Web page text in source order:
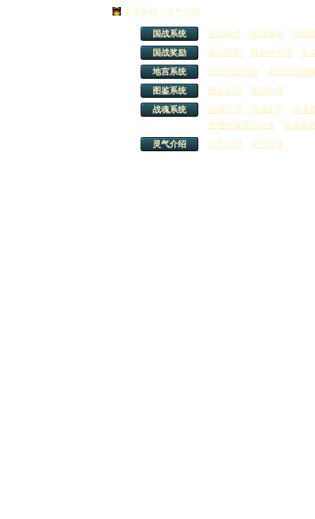
游戏资料 > 灵气介绍
国战系统 开启条件 国战准备
国战
国战奖励
奖励领取 魏兑换列表
蜀
地宫系统
灵山密道简介
灵山密道攻
图鉴系统
图鉴介绍
图鉴列表
战魂系统
战魂介绍 战魂生产
战魂
普通战魂获得任务
战魂前
灵气介绍
灵气介绍 灵气商店